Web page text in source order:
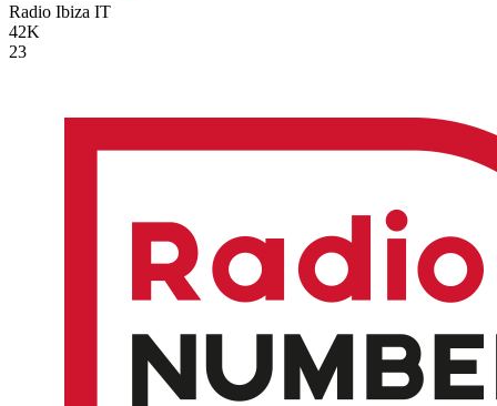
Radio Ibiza IT
42K
23